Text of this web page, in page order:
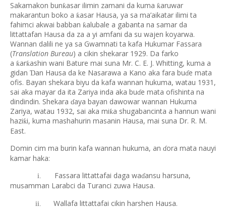
Sakamakon bunƙasar ilimin zamani da kuma ƙaruwar
makarantun boko a ƙasar Hausa, ya sa ma’aikatar ilimi ta
fahimci akwai babban ƙalubale a gabanta na samar da
littattafan Hausa da za a yi amfani da su wajen koyarwa.
Wannan dalili ne ya sa Gwamnati ta kafa Hukumar Fassara
(Translation Bureau) a cikin shekarar 1929. Da farko
a ƙarƙashin wani Bature mai suna Mr. C. E. J. Whitting, kuma a
gidan Ɗan Hausa da ke Nasarawa a Kano aka fara buɗe mata
ofis. Bayan shekara biyu da kafa wannan hukuma, watau 1931,
sai aka mayar da ita Zariya inda aka buɗe mata ofishinta na
dindindin. Shekara ɗaya bayan dawowar wannan Hukuma
Zariya, watau 1932, sai aka miƙa shugabancinta a hannun wani
haziƙi, kuma mashahurin masanin Hausa, mai suna Dr. R. M.
East.
Domin cim ma burin kafa wannan hukuma, an ɗora mata nauyi
kamar haka:
i. Fassara littattafai daga waɗansu harsuna,
musamman Larabci da Turanci zuwa Hausa.
ii. Wallafa littattafai cikin harshen Hausa.